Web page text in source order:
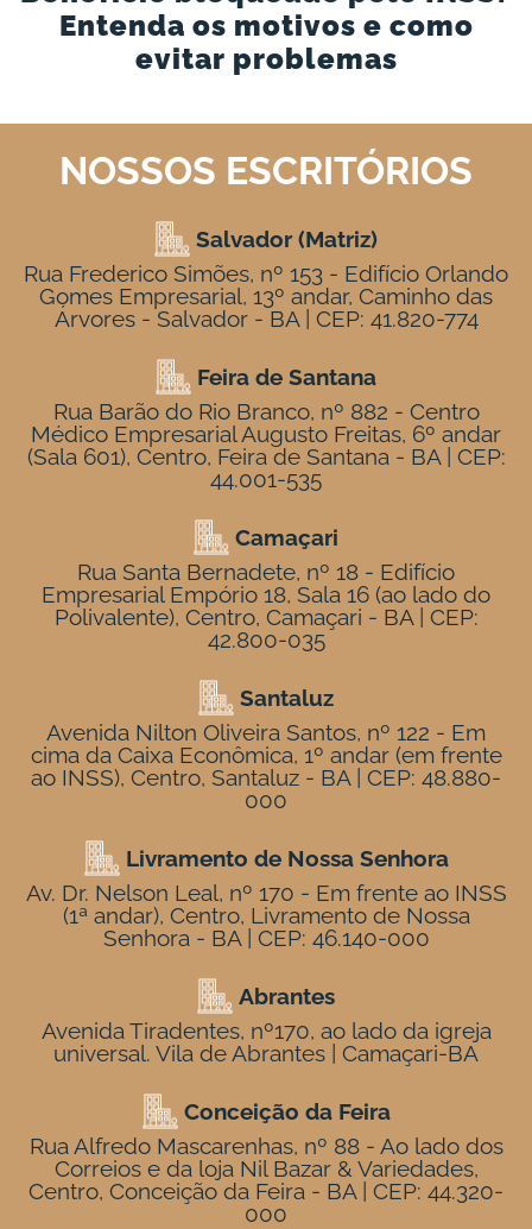
Entenda os motivos e como
evitar problemas
NOSSOS ESCRITÓRIOS
Salvador (Matriz)
Rua Frederico Simões, nº 153 - Edifício Orlando
Gomes Empresarial, 13º andar, Caminho das
Árvores - Salvador - BA | CEP: 41.820-774
Feira de Santana
Rua Barão do Rio Branco, nº 882 - Centro
Médico Empresarial Augusto Freitas, 6º andar
(Sala 601), Centro, Feira de Santana - BA | CEP:
44.001-535
Camaçari
Rua Santa Bernadete, nº 18 - Edifício
Empresarial Empório 18, Sala 16 (ao lado do
Polivalente), Centro, Camaçari - BA | CEP:
42.800-035
Santaluz
Avenida Nilton Oliveira Santos, nº 122 - Em
cima da Caixa Econômica, 1º andar (em frente
ao INSS), Centro, Santaluz - BA | CEP: 48.880-
000
Livramento de Nossa Senhora
Av. Dr. Nelson Leal, nº 170 - Em frente ao INSS
(1ª andar), Centro, Livramento de Nossa
Senhora - BA | CEP: 46.140-000
Abrantes
Avenida Tiradentes, nº170, ao lado da igreja
universal. Vila de Abrantes | Camaçari-BA
Conceição da Feira
Rua Alfredo Mascarenhas, nº 88 - Ao lado dos
Correios e da loja Nil Bazar & Variedades,
Centro, Conceição da Feira - BA | CEP: 44.320-
000